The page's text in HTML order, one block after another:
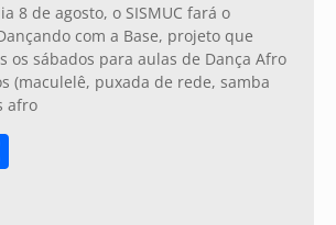
8 de agosto, o SISMUC fará o
com a Base, projeto que
os sábados para aulas de Dança Afro
(maculelê, puxada de rede, samba
afro